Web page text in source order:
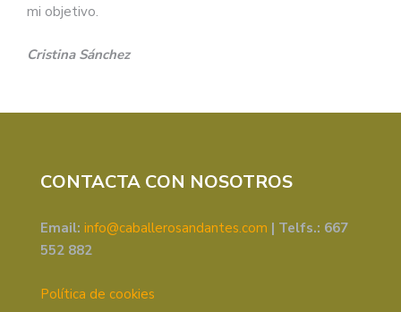
mi objetivo.
Cristina Sánchez
CONTACTA CON NOSOTROS
Email: info@caballerosandantes.com | Telfs.: 667
552 882
Política de cookies